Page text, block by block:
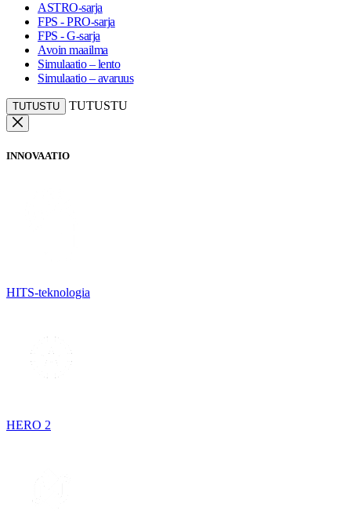
ASTRO-sarja
FPS - PRO-sarja
FPS - G-sarja
Avoin maailma
Simulaatio – lento
Simulaatio – avaruus
TUTUSTU TUTUSTU
INNOVAATIO
HITS-teknologia
HERO 2